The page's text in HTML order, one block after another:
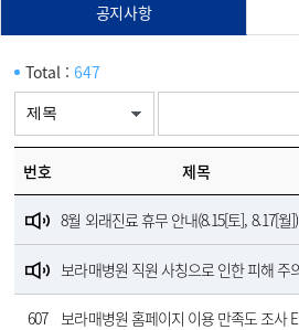
공지사항
Total : 647
번호 제목
8월 외래진료 휴무 안내(8.15[토], 8.17[월])
607
건강증진정보
진료안내
진료예약
암센터소개